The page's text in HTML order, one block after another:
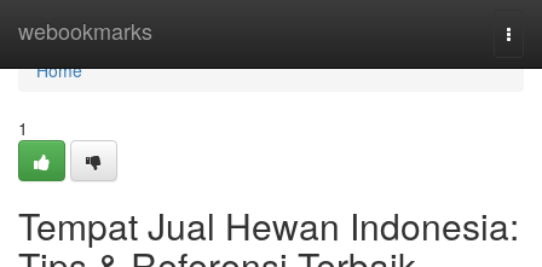
webookmarks
Home
Home
1
Tempat Jual Hewan Indonesia: